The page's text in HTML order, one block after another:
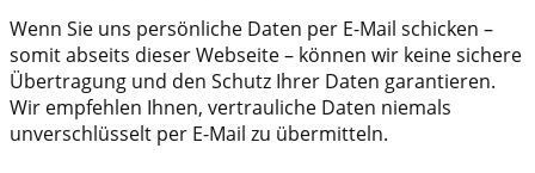
Wenn Sie uns persönliche Daten per E-Mail schicken –
somit abseits dieser Webseite – können wir keine sichere
Übertragung und den Schutz Ihrer Daten garantieren.
Wir empfehlen Ihnen, vertrauliche Daten niemals
unverschlüsselt per E-Mail zu übermitteln.